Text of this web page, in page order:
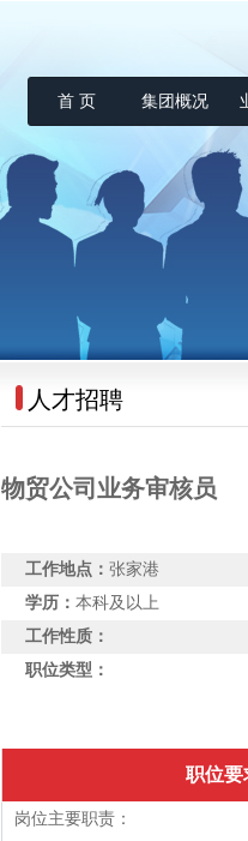
首 页 集团概况
人才招聘
物贸公司业务审核员
工作地点： 张家港
学历： 本科及以上
工作性质：
职位类型：
职位要
岗位主要职责：